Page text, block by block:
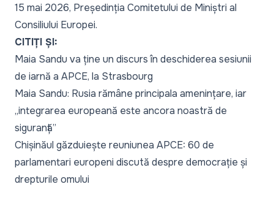
15 mai 2026, Președinția Comitetului de Miniștri al
Consiliului Europei.
CITIȚI ȘI:
Maia Sandu va ține un discurs în deschiderea sesiunii
de iarnă a APCE, la Strasbourg
Maia Sandu: Rusia rămâne principala amenințare, iar
„integrarea europeană este ancora noastră de
siguranță”
Chișinăul găzduiește reuniunea APCE: 60 de
parlamentari europeni discută despre democrație și
drepturile omului